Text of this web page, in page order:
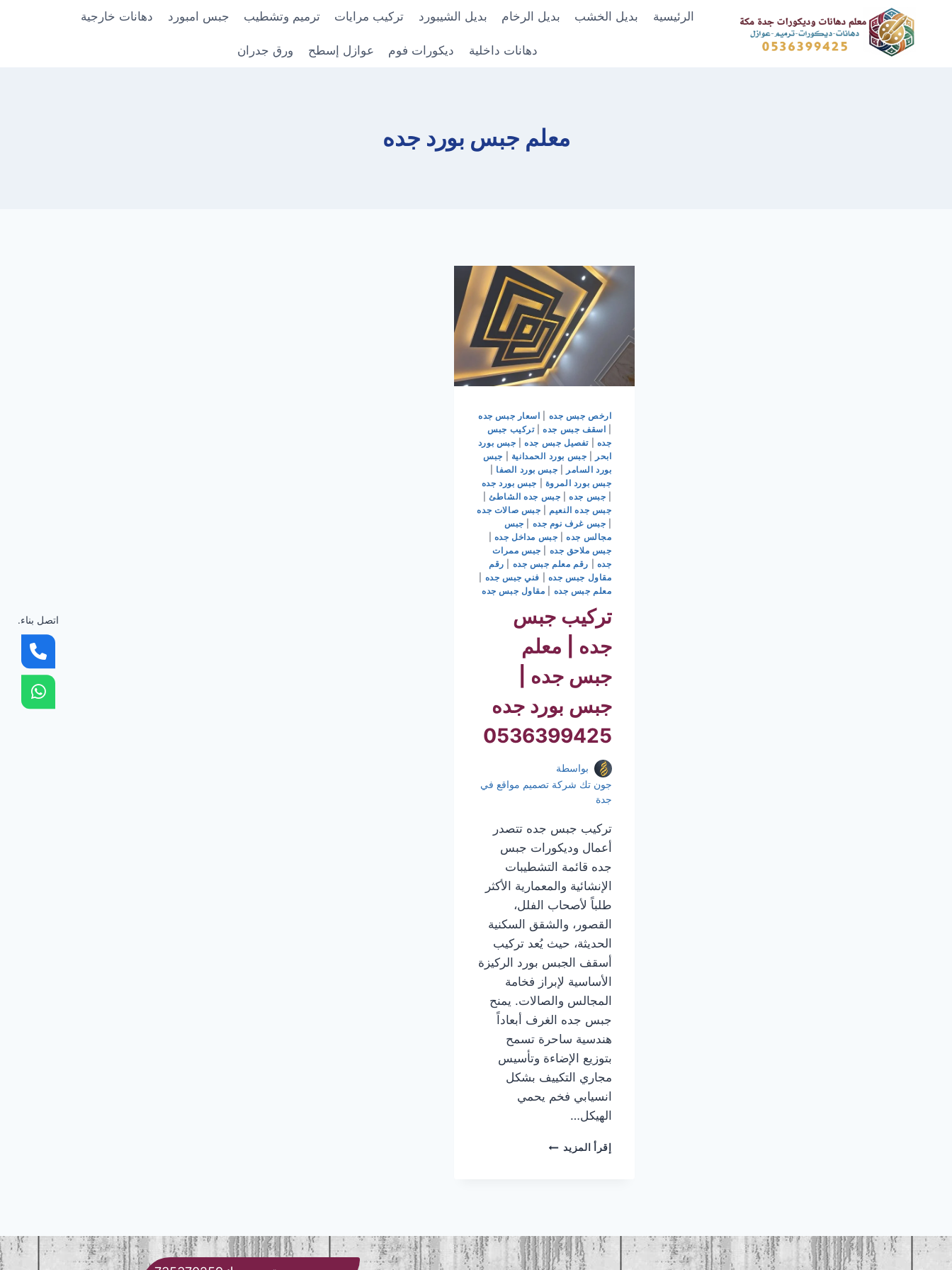
المحتوى
الرئيسية بديل الخشب بديل الرخام بديل الشيبورد تركيب مرايات ترميم وتشطيب جبس امبورد دهانات خارجية
دهانات داخلية ديكورات فوم عوازل إسطح ورق جدران
معلم جبس بورد جده
ارخص جبس جده
اسعار جبس جده
اسقف جبس جده|تركيب جبس
جده
تفصيل جبس جده| جبس بورد
ابحر
جبس بورد الحمدانية
جبس
بورد السامر
جبس بورد الصفا
جبس بورد المروة
جبس بورد جده
جبس جده| جبس جده الشاطئ|
جبس جده النعيم
جبس صالات جده
جبس غرف نوم جده
جبس
مجالس جده| جبس مداخل جده
جبس ملاحق جده
جبس ممرات
جده
رقم معلم جبس جده
رقم
مقاول جبس جده
فني جبس جده
معلم جبس جده
مقاول جبس جده
تركيب جبس
جده | معلم
جبس جده |
جبس بورد جده
0536399425
بواسطة
جون تك شركة تصميم مواقع في
جدة
تركيب جبس جده تتصدر
أعمال وديكورات جبس
جده قائمة التشطيبات
الإنشائية والمعمارية الأكثر
طلباً لأصحاب الفلل،
القصور، والشقق السكنية
الحديثة، حيث يُعد تركيب
أسقف الجبس بورد الركيزة
الأساسية لإبراز فخامة
المجالس والصالات. يمنح
جبس جده الغرف أبعاداً
هندسية ساحرة تسمح
بتوزيع الإضاءة وتأسيس
مجاري التكييف بشكل
انسيابي فخم يحمي
الهيكل…
إقرأ المزيد تركيب
جده
|
جبس
اتصل بناء.